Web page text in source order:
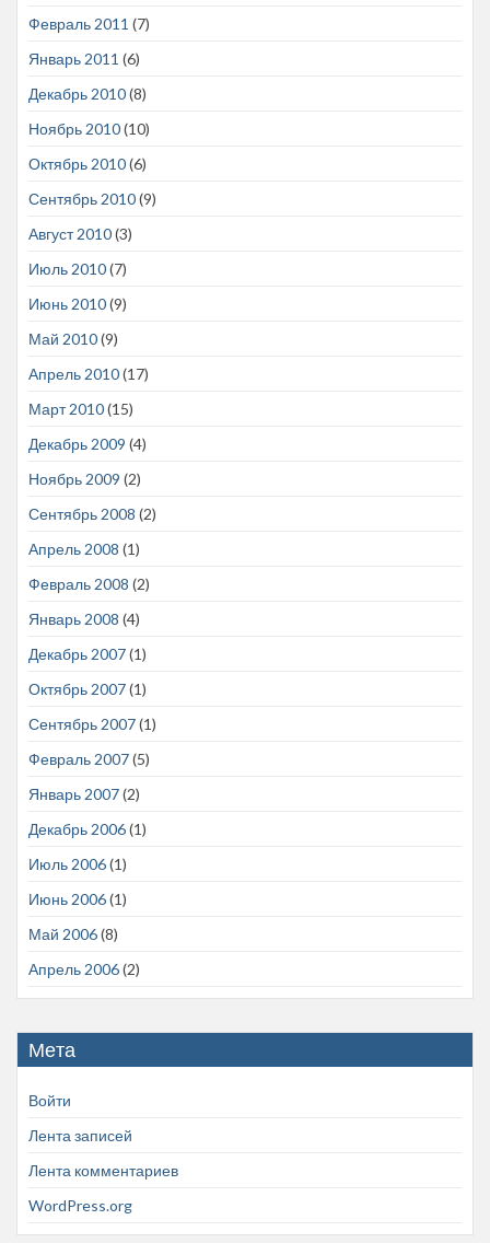
Февраль 2011 (7)
Январь 2011 (6)
Декабрь 2010(8)
Ноябрь 2010(10)
Октябрь 2010(6)
Сентябрь 2010(9)
Август 2010(3)
Июль 2010(7)
Июнь 2010(9)
Май 2010(9)
Апрель 2010(17)
Март 2010(15)
Декабрь 2009 (4)
Ноябрь 2009 (2)
Сентябрь 2008 (2)
Апрель 2008 (1)
Февраль 2008 (2)
Январь 2008 (4)
Декабрь 2007(1)
Октябрь 2007(1)
Сентябрь 2007(1)
Февраль 2007(5)
Январь 2007(2)
Декабрь 2006(1)
Июль 2006(1)
Июнь 2006(1)
Май 2006(8)
Апрель 2006(2)
Мета
Войти
Лента записей
Лента комментариев
WordPress.org